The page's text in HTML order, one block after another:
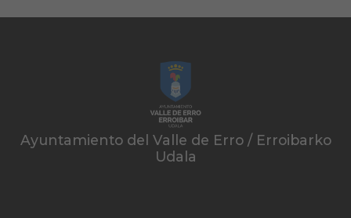
Ayuntamiento del Valle de Erro / Erroibarko
Udala